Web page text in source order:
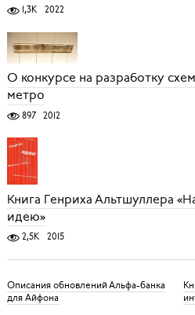
1,3K 2022
О конкурсе на разработку
метро
897 2012
Книга Генриха Альтшуллера
идею»
2,5K 2015
Описания обновлений Альфа-банка
для Айфона